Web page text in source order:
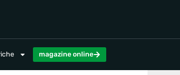
magazine online